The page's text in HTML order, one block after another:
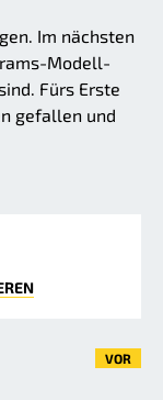
Im nächsten
Modell-
Fürs Erste
gefallen und
VOR